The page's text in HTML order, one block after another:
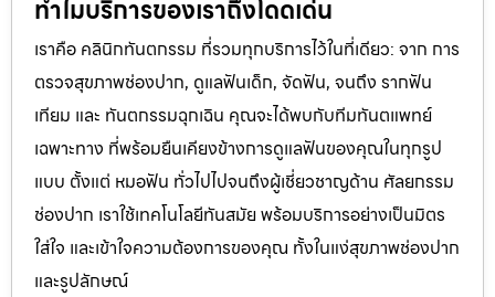
ทำไมบริการของเราถึงโดดเด่น
เราคือ คลินิกทันตกรรม ที่รวมทุกบริการไว้ในที่เดียว: จาก การ
ตรวจสุขภาพช่องปาก, ดูแลฟันเด็ก, จัดฟัน, จนถึง รากฟัน
เทียม และ ทันตกรรมฉุกเฉิน คุณจะได้พบกับทีมทันตแพทย์
เฉพาะทาง ที่พร้อมยืนเคียงข้างการดูแลฟันของคุณในทุกรูป
แบบ ตั้งแต่ หมอฟัน ทั่วไปไปจนถึงผู้เชี่ยวชาญด้าน ศัลยกรรม
ช่องปาก เราใช้เทคโนโลยีทันสมัย พร้อมบริการอย่างเป็นมิตร
ใส่ใจ และเข้าใจความต้องการของคุณ ทั้งในแง่สุขภาพช่องปาก
และรูปลักษณ์